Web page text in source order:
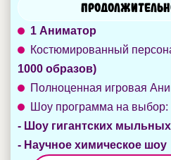
1 Аниматор
Костюмированный
1000 образов)
Полноценная игровая
Шоу программа на выбор:
- Шоу гигантских
- Научное химическое шоу